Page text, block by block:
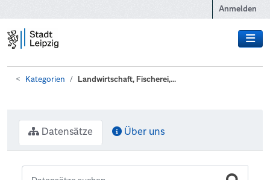
Anmelden
Kategorien Landwirtschaft, Fischerei,...
Datensätze Über uns